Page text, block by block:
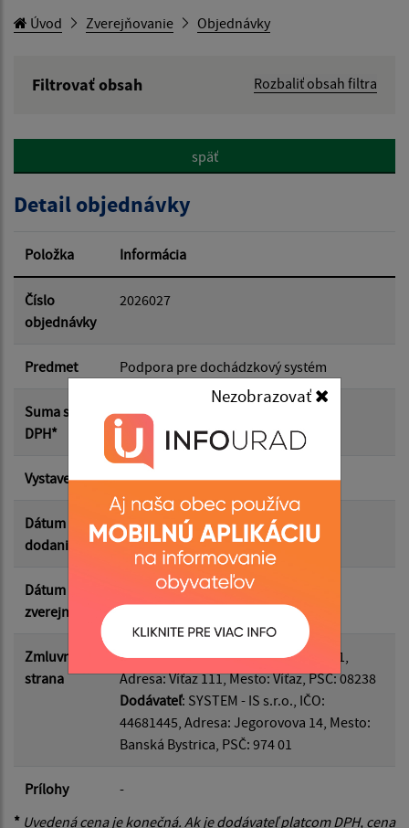
Nezobrazovať
Úvod Zverejňovanie Objednávky
Filtrovať obsah
Rozbaliť obsah filtra
Hľadať v:
Dátum od:
Dátum do:
Suma od:
Suma do:
späť
Detail objednávky
Položka Informácia
Číslo
objednávky
2026027
Predmet Podpora pre dochádzkový systém
Suma s
DPH*
479.33 €
Vystavená 22.04.2026
Dátum
dodania
06.05.2026
Dátum
zverejnenia
11.06.2026
Zmluvná
strana
Odberateľ: Obec Víťaz, IČO: 00327981,
Adresa: Víťaz 111, Mesto: Víťaz, PSČ: 08238
Dodávateľ: SYSTEM - IS s.r.o., IČO:
44681445, Adresa: Jegorovova 14, Mesto:
Banská Bystrica, PSČ: 974 01
Prílohy
-
* Uvedená cena je konečná. Ak je dodávateľ platcom DPH, cena